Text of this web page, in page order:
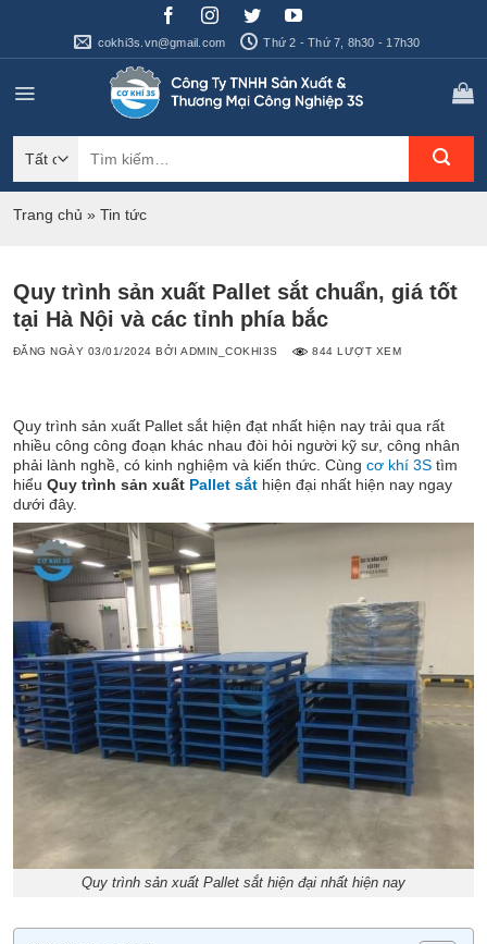
cokhi3s.vn@gmail.com Thứ 2 - Thứ 7, 8h30 - 17h30
kiếm:
Trang chủ » Tin tức
Quy trình sản xuất Pallet sắt chuẩn, giá tốt
tại Hà Nội và các tỉnh phía bắc
ĐĂNG NGÀY 03/01/2024 BỞIADMIN_COKHI3S 844 LƯỢT XEM
Quy trình sản xuất Pallet sắt hiện đạt nhất hiện nay trải qua rất
nhiều công công đoạn khác nhau đòi hỏi người kỹ sư, công nhân
phải lành nghề, có kinh nghiệm và kiến thức. Cùng cơ khí 3S tìm
hiểu Quy trình sản xuất Pallet sắt hiện đại nhất hiện nay ngay
dưới đây.
Quy trình sản xuất Pallet sắt hiện đại nhất hiện nay